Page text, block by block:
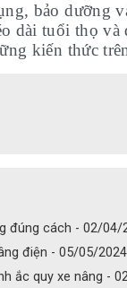
bảo dưỡng
dài tuổi thọ
kiến thức
đúng cách - 02/04/
điện - 05/05/2024
ắc quy xe nâng -